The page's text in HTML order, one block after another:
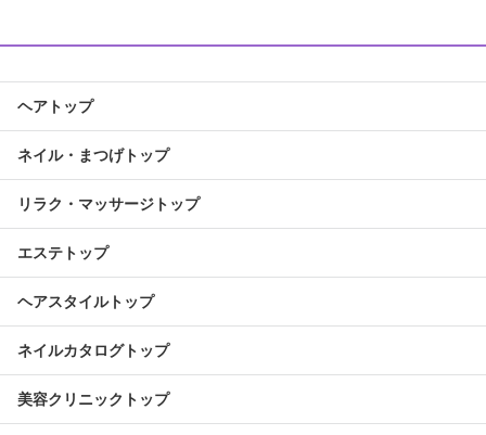
ヘアトップ
ネイル・まつげトップ
リラク・マッサージトップ
エステトップ
ヘアスタイルトップ
ネイルカタログトップ
美容クリニックトップ